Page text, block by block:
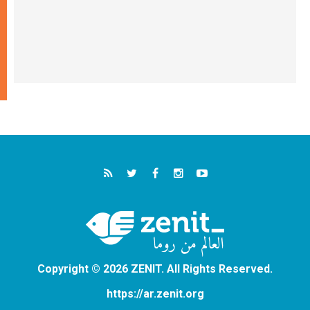
Copyright © 2026 ZENIT. All Rights Reserved.
https://ar.zenit.org